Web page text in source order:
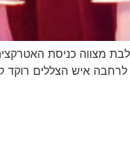
לבת מצווה כניסת
לרחבה איש הצללים